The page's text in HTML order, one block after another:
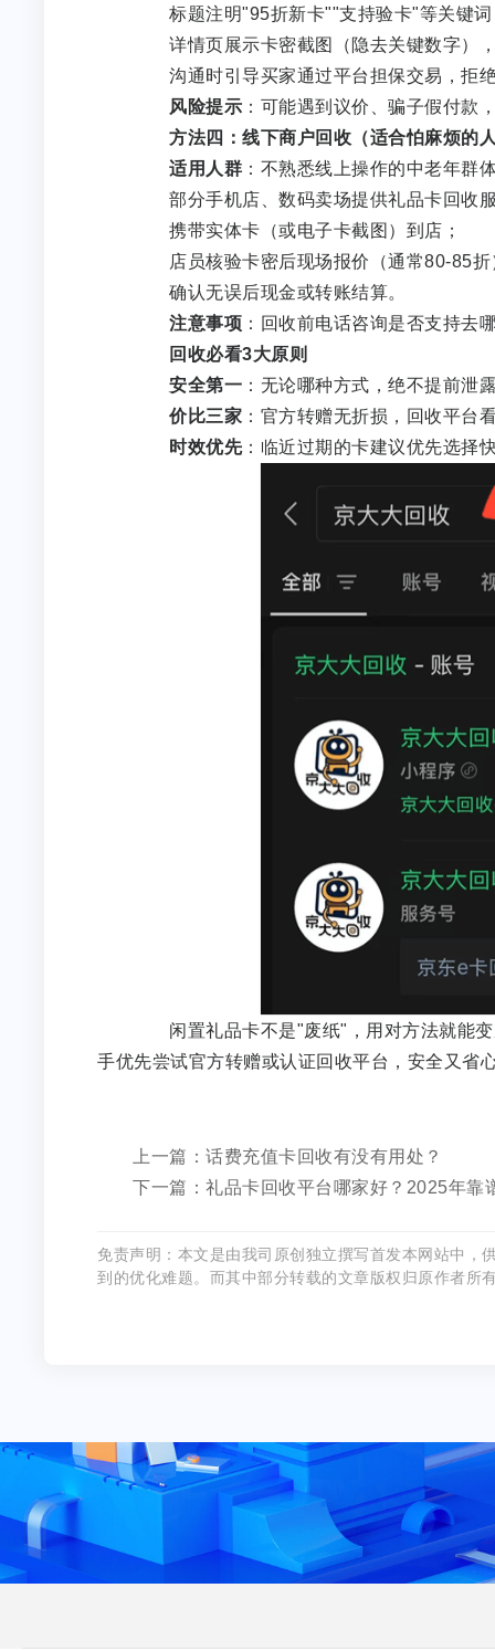
标题注明"95折新卡""支持验卡"等关键词
详情页展示卡密截图（隐去关键数字）
沟通时引导买家通过平台担保交易，拒
风险提示 ：可能遇到议价、骗子假付款
方法四：线下商户回收（适合怕麻烦的
适用人群 ：不熟悉线上操作的中老年群
部分手机店、数码卖场提供礼品卡回收服
携带实体卡（或电子卡截图）到店；
店员核验卡密后现场报价（通常80-85折
确认无误后现金或转账结算。
注意事项 ：回收前电话咨询是否支持去
回收必看3大原则
安全第一 ：无论哪种方式，绝不提前泄
价比三家 ：官方转赠无折损，回收平台
时效优先：临近过期的卡建议优先选择
闲置礼品卡不是"废纸"，用对方法就能变
手优先尝试官方转赠或认证回收平台，安全又省
上一篇：话费充值卡回收有没有用处？
下一篇：礼品卡回收平台哪家好？2025年靠
免责声明：本文是由我司原创独立撰写首发本网站中，
到的优化难题。而其中部分转载的文章版权归原作者所